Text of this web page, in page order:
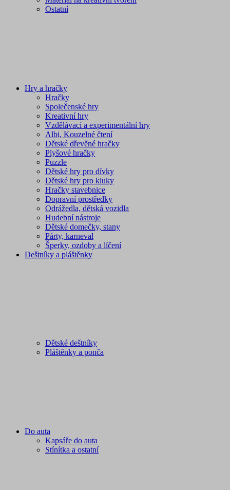
Ostatní
Hry a hračky
Hračky
Společenské hry
Kreativní hry
Vzdělávací a experimentální hry
Albi, Kouzelné čtení
Dětské dřevěné hračky
Plyšové hračky
Puzzle
Dětské hry pro dívky
Dětské hry pro kluky
Hračky stavebnice
Dopravní prostředky
Odrážedla, dětská vozidla
Hudební nástroje
Dětské domečky, stany
Párty, karneval
Šperky, ozdoby a líčení
Deštníky a pláštěnky
Dětské deštníky
Pláštěnky a ponča
Do auta
Kapsáře do auta
Stínítka a ostatní